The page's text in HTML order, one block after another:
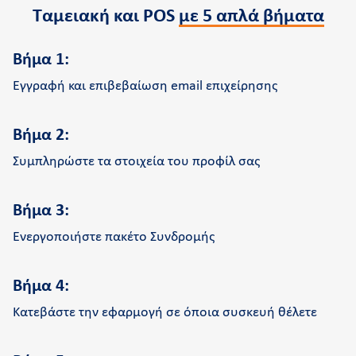
Ταμειακή και POS με 5 απλά βήματα
Βήμα 1:
Εγγραφή και επιβεβαίωση email επιχείρησης
Βήμα 2:
Συμπληρώστε τα στοιχεία του προφίλ σας
Βήμα 3:
Ενεργοποιήστε πακέτο Συνδρομής
Βήμα 4:
Κατεβάστε την εφαρμογή σε όποια συσκευή θέλετε